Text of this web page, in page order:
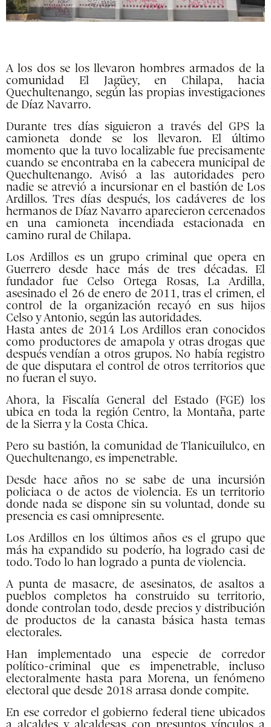
A los dos se los llevaron hombres armados de la
comunidad El Jagüey, en Chilapa, hacia
Quechultenango, según las propias investigaciones
de Díaz Navarro.
Durante tres días siguieron a través del GPS la
camioneta donde se los llevaron. El último
momento que la tuvo localizable fue precisamente
cuando se encontraba en la cabecera municipal de
Quechultenango. Avisó a las autoridades pero
nadie se atrevió a incursionar en el bastión de Los
Ardillos. Tres días después, los cadáveres de los
hermanos de Díaz Navarro aparecieron cercenados
en una camioneta incendiada estacionada en
camino rural de Chilapa.
Los Ardillos es un grupo criminal que opera en
Guerrero desde hace más de tres décadas. El
fundador fue Celso Ortega Rosas, La Ardilla,
asesinado el 26 de enero de 2011, tras el crimen, el
control de la organización recayó en sus hijos
Celso y Antonio, según las autoridades.
Hasta antes de 2014 Los Ardillos eran conocidos
como productores de amapola y otras drogas que
después vendían a otros grupos. No había registro
de que disputara el control de otros territorios que
no fueran el suyo.
Ahora, la Fiscalía General del Estado (FGE) los
ubica en toda la región Centro, la Montaña, parte
de la Sierra y la Costa Chica.
Pero su bastión, la comunidad de Tlanicuilulco, en
Quechultenango, es impenetrable.
Desde hace años no se sabe de una incursión
policiaca o de actos de violencia. Es un territorio
donde nada se dispone sin su voluntad, donde su
presencia es casi omnipresente.
Los Ardillos en los últimos años es el grupo que
más ha expandido su poderío, ha logrado casi de
todo. Todo lo han logrado a punta de violencia.
A punta de masacre, de asesinatos, de asaltos a
pueblos completos ha construido su territorio,
donde controlan todo, desde precios y distribución
de productos de la canasta básica hasta temas
electorales.
Han implementado una especie de corredor
político-criminal que es impenetrable, incluso
electoralmente hasta para Morena, un fenómeno
electoral que desde 2018 arrasa donde compite.
En ese corredor el gobierno federal tiene ubicados